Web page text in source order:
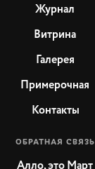
Журнал
Витрина
Галерея
ОБРАТНАЯ СВЯЗЬ
Примерочная
Контакты
Алло, это Март